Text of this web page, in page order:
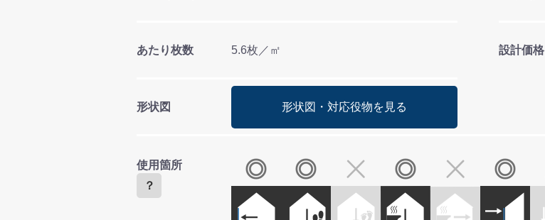
あたり枚数 5.6枚／㎡ 設計価格
形状図 形状図・対応役物を見る
使用箇所
？